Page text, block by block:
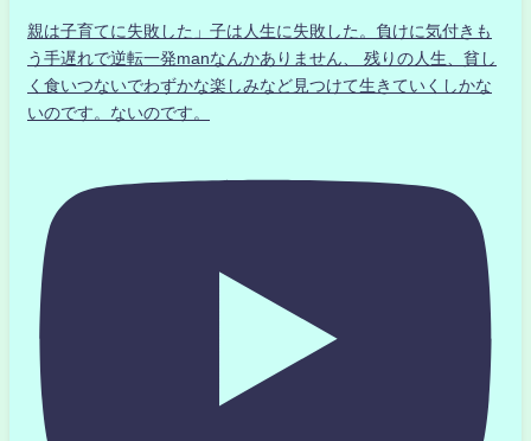
親は子育てに失敗した」子は人生に失敗した。負けに気付きも
う手遅れで逆転一発manなんかありません、 残りの人生、貧し
く食いつないでわずかな楽しみなど見つけて生きていくしかな
いのです。ないのです。